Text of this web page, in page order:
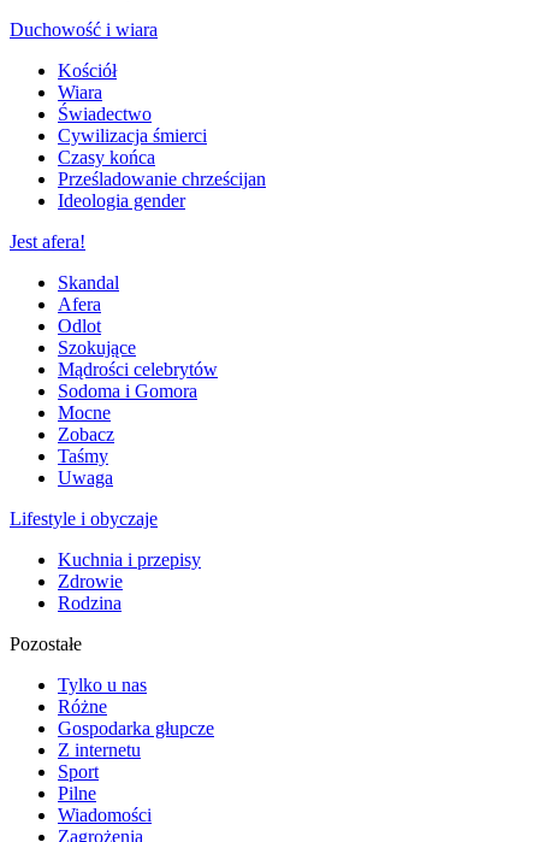
Duchowość i wiara
Kościół
Wiara
Świadectwo
Cywilizacja śmierci
Czasy końca
Prześladowanie chrześcijan
Ideologia gender
Jest afera!
Skandal
Afera
Odlot
Szokujące
Mądrości celebrytów
Sodoma i Gomora
Mocne
Zobacz
Taśmy
Uwaga
Lifestyle i obyczaje
Kuchnia i przepisy
Zdrowie
Rodzina
Pozostałe
Tylko u nas
Różne
Gospodarka głupcze
Z internetu
Sport
Pilne
Wiadomości
Zagrożenia